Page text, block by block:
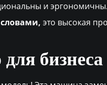
и эргономичны.
это высокая
бизнеса